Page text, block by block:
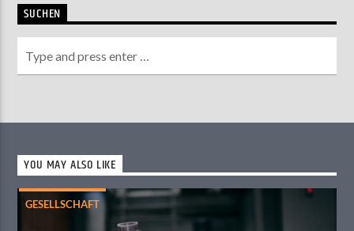
SUCHEN
YOU MAY ALSO LIKE
GESELLSCHAFT